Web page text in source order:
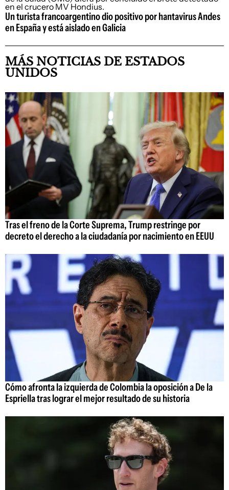
Un turista francoargentino dio positivo por hantavirus Andes
en España y está aislado en Galicia
MÁS NOTICIAS DE ESTADOS
UNIDOS
Tras el freno de la Corte Suprema, Trump restringe por
decreto el derecho a la ciudadanía por nacimiento en EEUU
Cómo afronta la izquierda de Colombia la oposición a De la
Espriella tras lograr el mejor resultado de su historia